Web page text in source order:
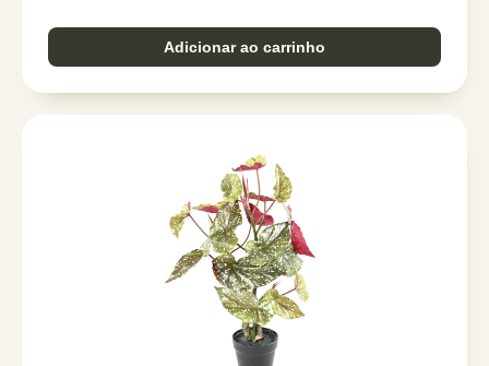
Adicionar ao carrinho